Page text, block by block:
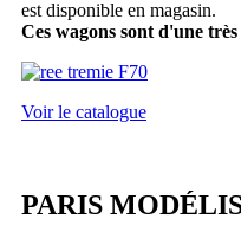
est disponible en magasin.
Ces wagons sont d'une
Voir le catalogue
PARIS